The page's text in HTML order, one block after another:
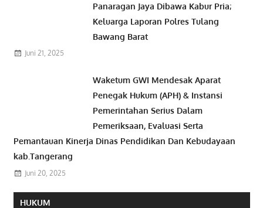
Panaragan Jaya Dibawa Kabur Pria;
Keluarga Laporan Polres Tulang
Bawang Barat
Juni 21, 2025
Waketum GWI Mendesak Aparat
Penegak Hukum (APH) & Instansi
Pemerintahan Serius Dalam
Pemeriksaan, Evaluasi Serta
Pemantauan Kinerja Dinas Pendidikan Dan Kebudayaan
kab.Tangerang
Juni 20, 2025
HUKUM